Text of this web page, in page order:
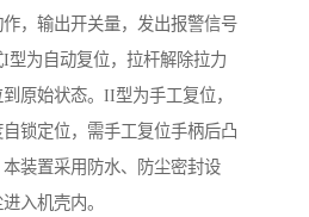
，输出开关量，发出报警信号
型为自动复位，拉杆解除拉力
原始状态。II型为手工复位，
锁定位，需手工复位手柄后凸
装置采用防水、防尘密封设
入机壳内。